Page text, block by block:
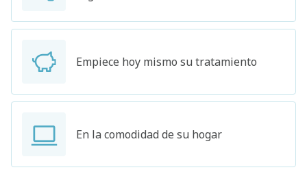
Empiece hoy mismo su tratamiento
En la comodidad de su hogar